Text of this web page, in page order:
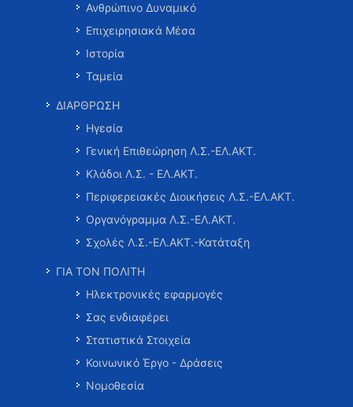
Ανθρώπινο Δυναμικό
Επιχειρησιακά Μέσα
Ιστορία
Ταμεία
ΔΙΑΡΘΡΩΣΗ
Ηγεσία
Γενική Επιθεώρηση Λ.Σ.-ΕΛ.ΑΚΤ.
Κλάδοι Λ.Σ. - ΕΛ.ΑΚΤ.
Περιφερειακές Διοικήσεις Λ.Σ.-ΕΛ.ΑΚΤ.
Οργανόγραμμα Λ.Σ.-ΕΛ.ΑΚΤ.
Σχολές Λ.Σ.-ΕΛ.ΑΚΤ.-Κατάταξη
ΓΙΑ ΤΟΝ ΠΟΛΙΤΗ
Ηλεκτρονικές εφαρμογές
Σας ενδιαφέρει
Στατιστικά Στοιχεία
Κοινωνικό Έργο - Δράσεις
Νομοθεσία